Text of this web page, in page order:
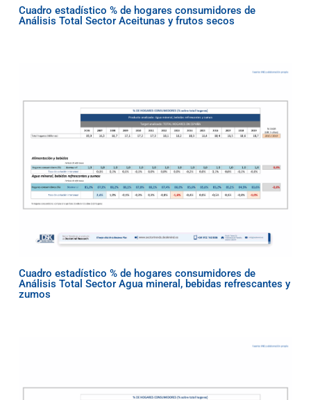
Cuadro estadístico % de hogares consumidores de
Análisis Total Sector Aceitunas y frutos secos
Cuadro estadístico % de hogares consumidores de
Análisis Total Sector Agua mineral, bebidas refrescantes y
zumos